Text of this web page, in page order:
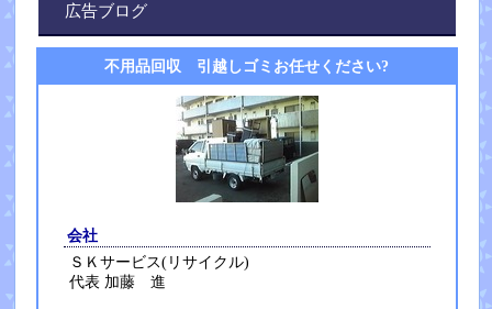
広告ブログ
不用品回収 引越しゴミお任せください?
会社
ＳＫサービス(リサイクル)
代表 加藤 進